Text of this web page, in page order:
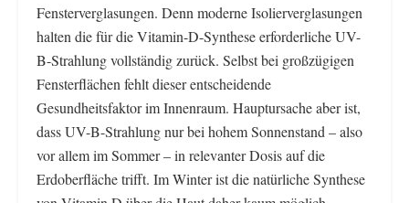
Fensterverglasungen. Denn moderne Isolierverglasungen
halten die für die Vitamin-D-Synthese erforderliche UV-
B-Strahlung vollständig zurück. Selbst bei großzügigen
Fensterflächen fehlt dieser entscheidende
Gesundheitsfaktor im Innenraum. Hauptursache aber ist,
dass UV-B-Strahlung nur bei hohem Sonnenstand – also
vor allem im Sommer – in relevanter Dosis auf die
Erdoberfläche trifft. Im Winter ist die natürliche Synthese